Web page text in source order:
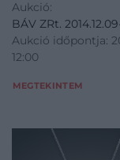
Aukció:
BÁV ZRt.
Aukció időpontja:
12:00
MEGTEKINTEM